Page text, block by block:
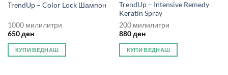
TrendUp – Color Lock Шампон
1000 милилитри
650ден
КУПИ ВЕДНАШ
TrendUp – Intensive Remedy
Keratin Spray
200 милилитри
880ден
КУПИ ВЕДНАШ